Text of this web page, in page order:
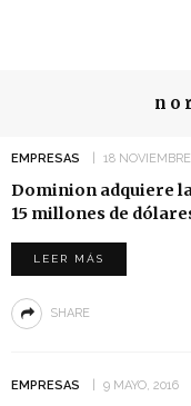
EMPRESAS 18
Dominion adquiere
15 millones de
LEER MÁS
SHARE
EMPRESAS 9 MAYO, 2016